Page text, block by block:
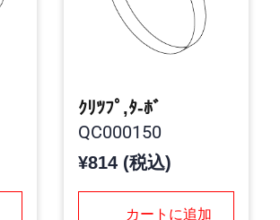
ｸﾘﾂﾌﾟ,ﾀ-ﾎﾞ
QC000150
¥814 (税込)
カートに追加